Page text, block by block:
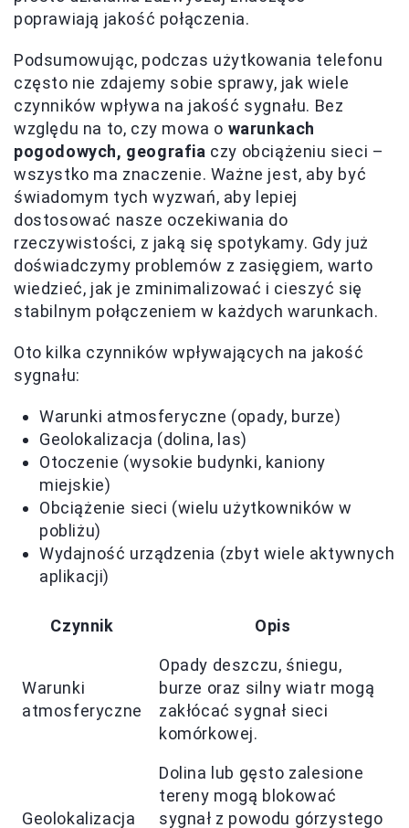
poprawiają jakość połączenia.
Podsumowując, podczas użytkowania telefonu
często nie zdajemy sobie sprawy, jak wiele
czynników wpływa na jakość sygnału. Bez
względu na to, czy mowa o warunkach
pogodowych, geografia czy obciążeniu sieci –
wszystko ma znaczenie. Ważne jest, aby być
świadomym tych wyzwań, aby lepiej
dostosować nasze oczekiwania do
rzeczywistości, z jaką się spotykamy. Gdy już
doświadczymy problemów z zasięgiem, warto
wiedzieć, jak je zminimalizować i cieszyć się
stabilnym połączeniem w każdych warunkach.
Oto kilka czynników wpływających na jakość
sygnału:
Warunki atmosferyczne (opady, burze)
Geolokalizacja (dolina, las)
Otoczenie (wysokie budynki, kaniony
miejskie)
Obciążenie sieci (wielu użytkowników w
pobliżu)
Wydajność urządzenia (zbyt wiele aktywnych
aplikacji)
Czynnik Opis
Warunki
atmosferyczne
Opady deszczu, śniegu,
burze oraz silny wiatr mogą
zakłócać sygnał sieci
komórkowej.
Geolokalizacja
Dolina lub gęsto zalesione
tereny mogą blokować
sygnał z powodu górzystego